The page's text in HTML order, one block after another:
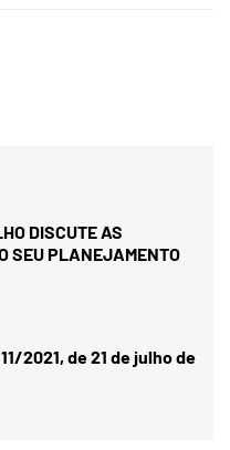
DISCUTE AS
SEU PLANEJAMENTO
11/2021, de 21 de julho de